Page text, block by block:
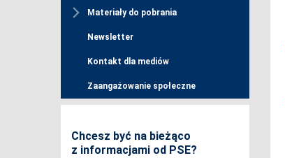
Materiały do pobrania
Newsletter
Kontakt dla mediów
Zaangażowanie społeczne
Chcesz być na bieżąco
z informacjami od PSE?